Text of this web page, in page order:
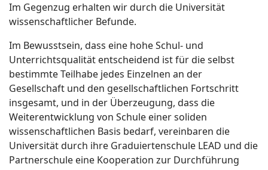
Im Gegenzug erhalten wir durch die Universität
wissenschaftlicher Befunde.
Im Bewusstsein, dass eine hohe Schul- und
Unterrichtsqualität entscheidend ist für die selbst
bestimmte Teilhabe jedes Einzelnen an der
Gesellschaft und den gesellschaftlichen Fortschritt
insgesamt, und in der Überzeugung, dass die
Weiterentwicklung von Schule einer soliden
wissenschaftlichen Basis bedarf, vereinbaren die
Universität durch ihre Graduiertenschule LEAD und die
Partnerschule eine Kooperation zur Durchführung